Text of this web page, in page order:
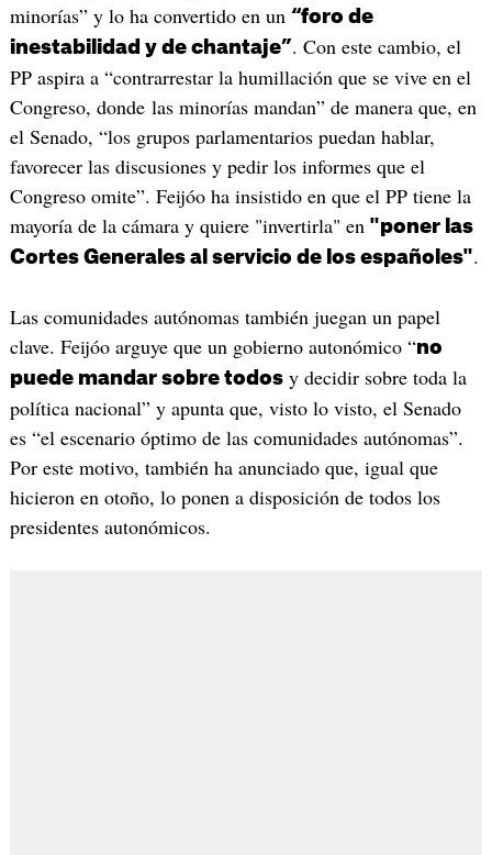
minorías” y lo ha convertido en un “foro de
inestabilidad y de chantaje”. Con este cambio, el
PP aspira a “contrarrestar la humillación que se vive en el
Congreso, donde las minorías mandan” de manera que, en
el Senado, “los grupos parlamentarios puedan hablar,
favorecer las discusiones y pedir los informes que el
Congreso omite”. Feijóo ha insistido en que el PP tiene la
mayoría de la cámara y quiere "invertirla" en "poner las
Cortes Generales al servicio de los españoles".
Las comunidades autónomas también juegan un papel
clave. Feijóo arguye que un gobierno autonómico “no
puede mandar sobre todosy decidir sobre toda la
política nacional” y apunta que, visto lo visto, el Senado
es “el escenario óptimo de las comunidades autónomas”.
Por este motivo, también ha anunciado que, igual que
hicieron en otoño, lo ponen a disposición de todos los
presidentes autonómicos.